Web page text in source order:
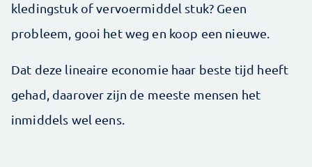
kledingstuk of vervoermiddel stuk? Geen
probleem, gooi het weg en koop een nieuwe.
Dat deze lineaire economie haar beste tijd heeft
gehad, daarover zijn de meeste mensen het
inmiddels wel eens.